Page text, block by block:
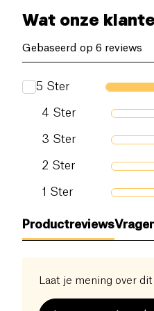
Voedingsvezels (g)
Zout (g)
Wat onze
Gebaseerd op 6 reviews
5 Ster
4 Ster
3 Ster
2 Ster
1 Ster
Productreviews
Laat je mening over